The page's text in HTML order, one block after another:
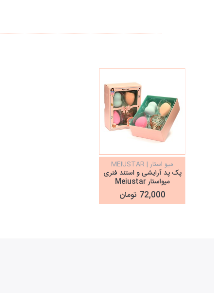
میو استار | MEIUSTAR
پک پد آرایشی و استند فنری
میواستار Meiustar
72,000 تومان